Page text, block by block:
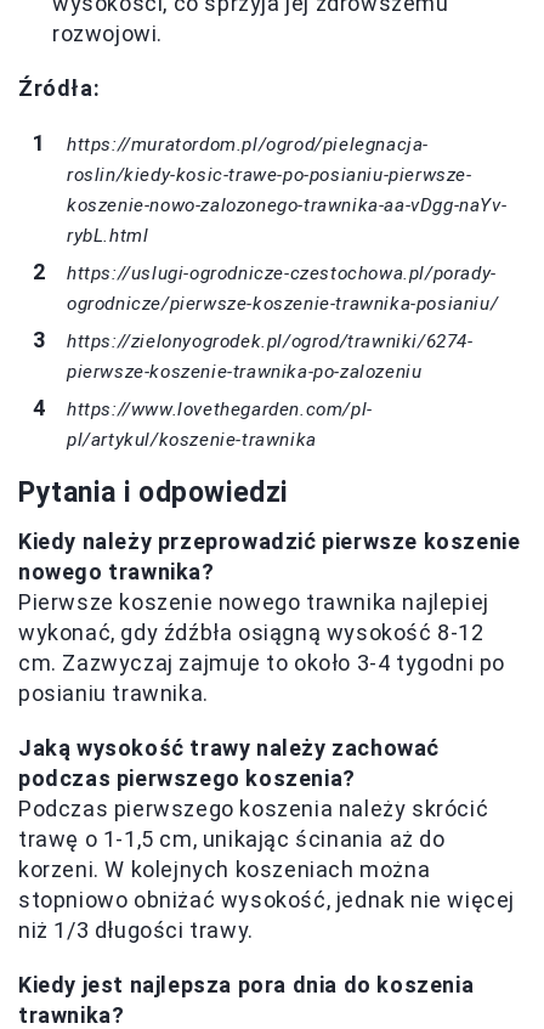
rozwojowi.
Źródła:
https://muratordom.pl/ogrod/pielegnacja-
roslin/kiedy-kosic-trawe-po-posianiu-pierwsze-
koszenie-nowo-zalozonego-trawnika-aa-vDgg-naYv-
rybL.html
https://uslugi-ogrodnicze-czestochowa.pl/porady-
ogrodnicze/pierwsze-koszenie-trawnika-posianiu/
https://zielonyogrodek.pl/ogrod/trawniki/6274-
pierwsze-koszenie-trawnika-po-zalozeniu
https://www.lovethegarden.com/pl-
pl/artykul/koszenie-trawnika
Pytania i odpowiedzi
Kiedy należy przeprowadzić pierwsze koszenie
nowego trawnika?
Pierwsze koszenie nowego trawnika najlepiej
wykonać, gdy źdźbła osiągną wysokość 8-12
cm. Zazwyczaj zajmuje to około 3-4 tygodni po
posianiu trawnika.
Jaką wysokość trawy należy zachować
podczas pierwszego koszenia?
Podczas pierwszego koszenia należy skrócić
trawę o 1-1,5 cm, unikając ścinania aż do
korzeni. W kolejnych koszeniach można
stopniowo obniżać wysokość, jednak nie więcej
niż 1/3 długości trawy.
Kiedy jest najlepsza pora dnia do koszenia
trawnika?